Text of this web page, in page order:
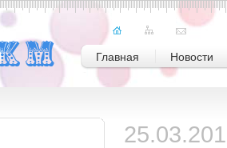
Главная Новости